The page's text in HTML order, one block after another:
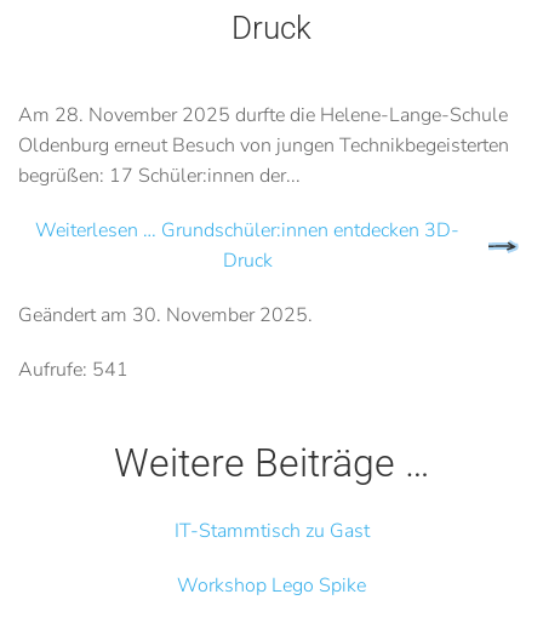
Druck
Am 28. November 2025 durfte die Helene-Lange-Schule
Oldenburg erneut Besuch von jungen Technikbegeisterten
begrüßen: 17 Schüler:innen der...
Weiterlesen … Grundschüler:innen entdecken 3D-
Druck
Geändert am 30. November 2025.
Aufrufe: 541
Weitere Beiträge …
IT-Stammtisch zu Gast
Workshop Lego Spike